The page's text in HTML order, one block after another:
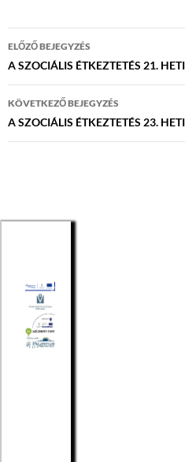
Bejegyzés
navigáció
ELŐZŐ BEJEGYZÉS
A SZOCIÁLIS ÉTKEZTETÉS 21.
KÖVETKEZŐ BEJEGYZÉS
A SZOCIÁLIS ÉTKEZTETÉS 23.